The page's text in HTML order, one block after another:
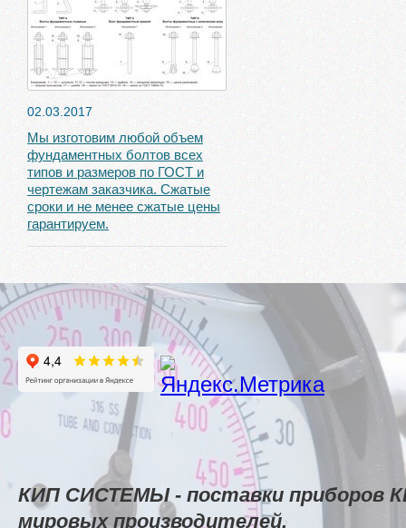
02.03.2017
Мы изготовим любой объем
фундаментных болтов всех
типов и размеров по ГОСТ и
чертежам заказчика. Сжатые
сроки и не менее сжатые цены
гарантируем.
КИП СИСТЕМЫ - поставки приборов
мировых производителей.